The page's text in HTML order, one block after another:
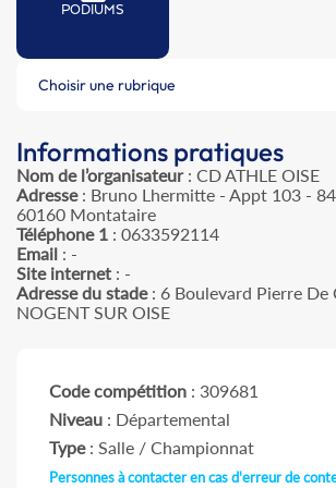
PODIUMS
Choisir une rubrique
Informations pratiques
Nom de l’organisateur: CD ATHLE OISE
Adresse: Bruno Lhermitte - Appt 103 -
60160 Montataire
Téléphone 1 : 0633592114
Email : -
Site internet : -
Adresse du stade: 6 Boulevard Pierre De
NOGENT SUR OISE
Code compétition : 309681
Niveau : Départemental
Type: Salle / Championnat
Personnes à contacter en cas d'erreur de